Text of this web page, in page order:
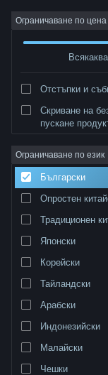
Вписване
Относно
Поддръжка
Смяна на езика
Ограничаване по цена
Отстъпки и
Скриване на
пускане
Ограничаване по език
Български
Опростен
Традиционен
Японски
Корейски
Тайландски
Арабски
Индонезийски
Малайски
Чешки
Разработчик: AG media
Сортиране по
0 резултата
1 заглавие беше